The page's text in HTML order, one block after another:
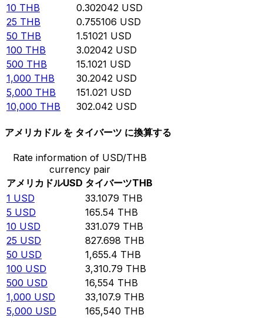
10 THB 0.302042 USD
25 THB 0.755106 USD
50 THB 1.51021 USD
100 THB 3.02042 USD
500 THB 15.1021 USD
1,000 THB 30.2042 USD
5,000 THB 151.021 USD
10,000 THB 302.042 USD
アメリカドル を タイバーツ に換算する
Rate information of USD/THB
currency pair
アメリカドルUSD タイバーツTHB
1 USD 33.1079 THB
5 USD 165.54 THB
10 USD 331.079 THB
25 USD 827.698 THB
50 USD 1,655.4 THB
100 USD 3,310.79 THB
500 USD 16,554 THB
1,000 USD 33,107.9 THB
5,000 USD 165,540 THB